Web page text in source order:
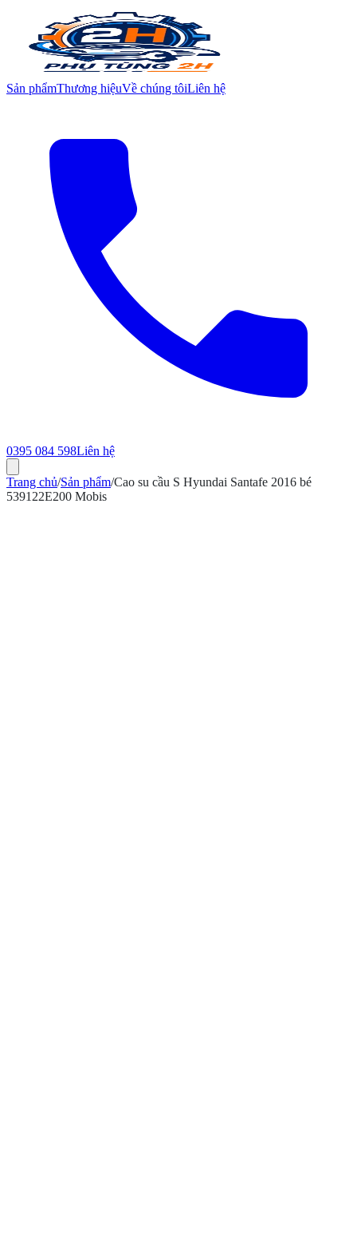
Sản phẩmThương hiệuVề chúng tôiLiên hệ
0395 084 598Liên hệ
Trang chủ/Sản phẩm/Cao su cầu S Hyundai Santafe 2016 bé
539122E200 Mobis